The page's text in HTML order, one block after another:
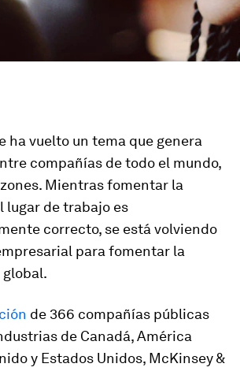
ha vuelto un tema que genera
compañías de todo el mundo,
Mientras fomentar la
lugar de trabajo es
correcto, se está volviendo
para fomentar la
de 366 compañías públicas
de Canadá, América
y Estados Unidos, McKinsey &